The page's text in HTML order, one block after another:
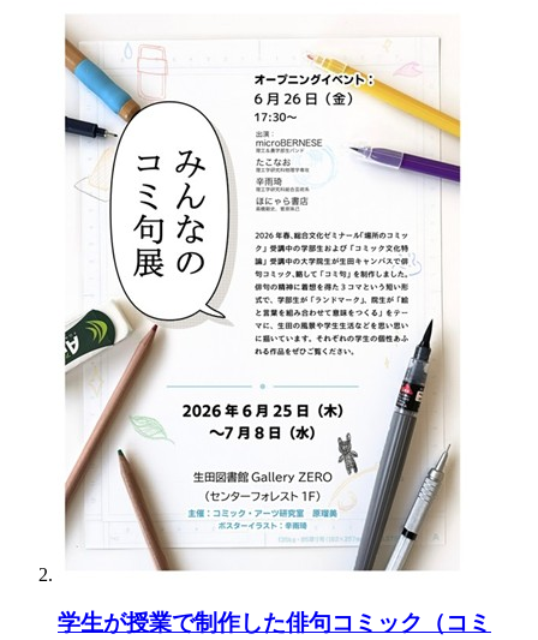
学生が授業で制作した俳句コミック（コミ